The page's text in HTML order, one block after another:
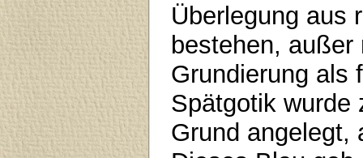
Überlegung aus
bestehen,
Grundierung als
Spätgotik wurde
Grund angelegt,